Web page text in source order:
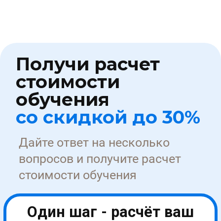
Об университете
Как оплатить услуги?
Медиа
По рабочим специальностям
По электробезопасности
Документ после обучения
Сведения об УНИОБР
на портале поставщиков
Карьера